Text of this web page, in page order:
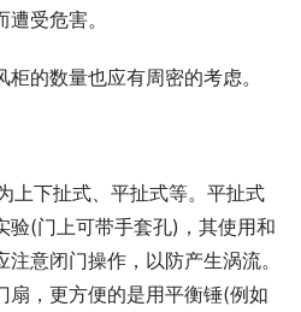
受危害。
的数量也应有周密的考虑。
上下扯式、平扯式等。平扯式
验(门上可带手套孔)，其使用和
意闭门操作，以防产生涡流。
扇，更方便的是用平衡锤(例如